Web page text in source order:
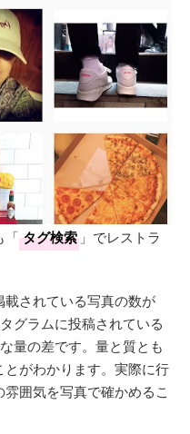
「 タグ検索 」でレストラ
されている写真の数が
グラムに投稿されている
量の差です。量と質とも
がわかります。実際に行
囲気を写真で確かめるこ